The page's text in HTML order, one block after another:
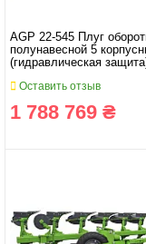
AGP 22-545 Плуг
полунавесной 5
(гидравлическая
Оставить отзыв
1 788 769 ₴